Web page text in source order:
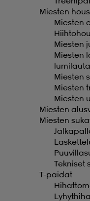
Miesten
Miesten
Miesten
Miesten
Miesten
Miesten
Miesten
Miesten
Miesten
Tekniset
T-paidat